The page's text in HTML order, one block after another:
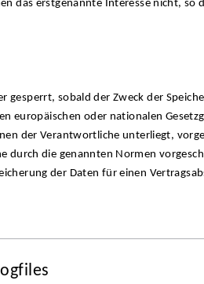
gesperrt, sobald der Zweck der
europäischen oder nationalen
der Verantwortliche unterliegt,
durch die genannten Normen
der Daten für einen